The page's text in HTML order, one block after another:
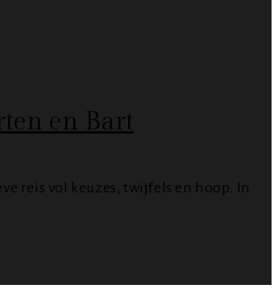
en Bart
reis vol keuzes, twijfels en hoop. In